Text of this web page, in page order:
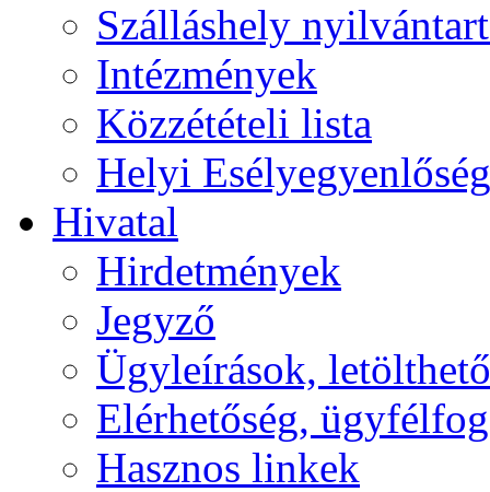
Szálláshely
Intézmények
Közzétételi lista
Helyi
Hivatal
Hirdetmények
Jegyző
Ügyleírások,
Elérhetőség,
Hasznos linkek